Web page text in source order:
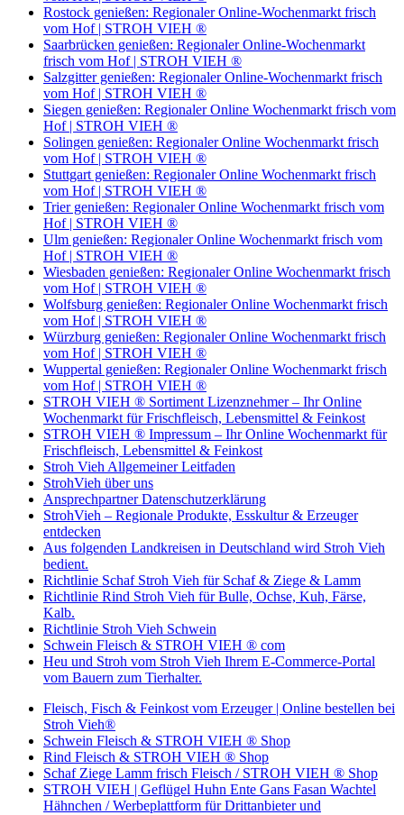
Rostock genießen: Regionaler Online-Wochenmarkt frisch
vom Hof | STROH VIEH ®
Saarbrücken genießen: Regionaler Online-Wochenmarkt
frisch vom Hof | STROH VIEH ®
Salzgitter genießen: Regionaler Online-Wochenmarkt frisch
vom Hof | STROH VIEH ®
Siegen genießen: Regionaler Online Wochenmarkt frisch vom
Hof | STROH VIEH ®
Solingen genießen: Regionaler Online Wochenmarkt frisch
vom Hof | STROH VIEH ®
Stuttgart genießen: Regionaler Online Wochenmarkt frisch
vom Hof | STROH VIEH ®
Trier genießen: Regionaler Online Wochenmarkt frisch vom
Hof | STROH VIEH ®
Ulm genießen: Regionaler Online Wochenmarkt frisch vom
Hof | STROH VIEH ®
Wiesbaden genießen: Regionaler Online Wochenmarkt frisch
vom Hof | STROH VIEH ®
Wolfsburg genießen: Regionaler Online Wochenmarkt frisch
vom Hof | STROH VIEH ®
Würzburg genießen: Regionaler Online Wochenmarkt frisch
vom Hof | STROH VIEH ®
Wuppertal genießen: Regionaler Online Wochenmarkt frisch
vom Hof | STROH VIEH ®
STROH VIEH ® Sortiment Lizenznehmer – Ihr Online
Wochenmarkt für Frischfleisch, Lebensmittel & Feinkost
STROH VIEH ® Impressum – Ihr Online Wochenmarkt für
Frischfleisch, Lebensmittel & Feinkost
Stroh Vieh Allgemeiner Leitfaden
StrohVieh über uns
Ansprechpartner Datenschutzerklärung
StrohVieh – Regionale Produkte, Esskultur & Erzeuger
entdecken
Aus folgenden Landkreisen in Deutschland wird Stroh Vieh
bedient.
Richtlinie Schaf Stroh Vieh für Schaf & Ziege & Lamm
Richtlinie Rind Stroh Vieh für Bulle, Ochse, Kuh, Färse,
Kalb.
Richtlinie Stroh Vieh Schwein
Schwein Fleisch & STROH VIEH ® com
Heu und Stroh vom Stroh Vieh Ihrem E-Commerce-Portal
vom Bauern zum Tierhalter.
Fleisch, Fisch & Feinkost vom Erzeuger | Online bestellen bei
Stroh Vieh®
Schwein Fleisch & STROH VIEH ® Shop
Rind Fleisch & STROH VIEH ® Shop
Schaf Ziege Lamm frisch Fleisch / STROH VIEH ® Shop
STROH VIEH | Geflügel Huhn Ente Gans Fasan Wachtel
Hähnchen / Werbeplattform für Drittanbieter und